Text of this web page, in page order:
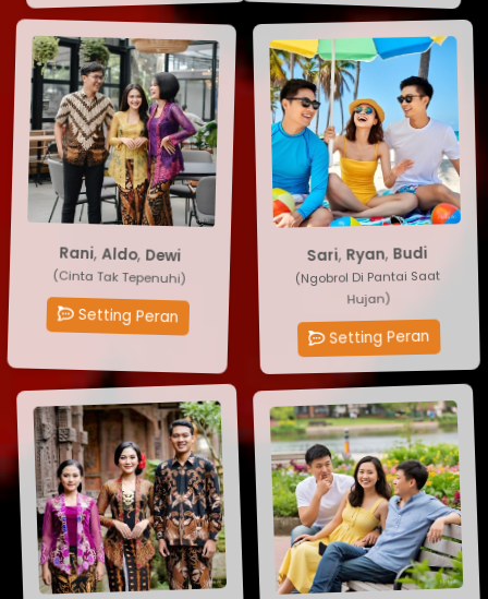
Rani,Aldo,Dewi
(Cinta Tak Tepenuhi)
Setting Peran
Sari,Ryan,Budi
(Ngobrol Di Pantai Saat
Hujan)
Setting Peran